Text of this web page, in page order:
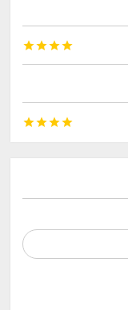







